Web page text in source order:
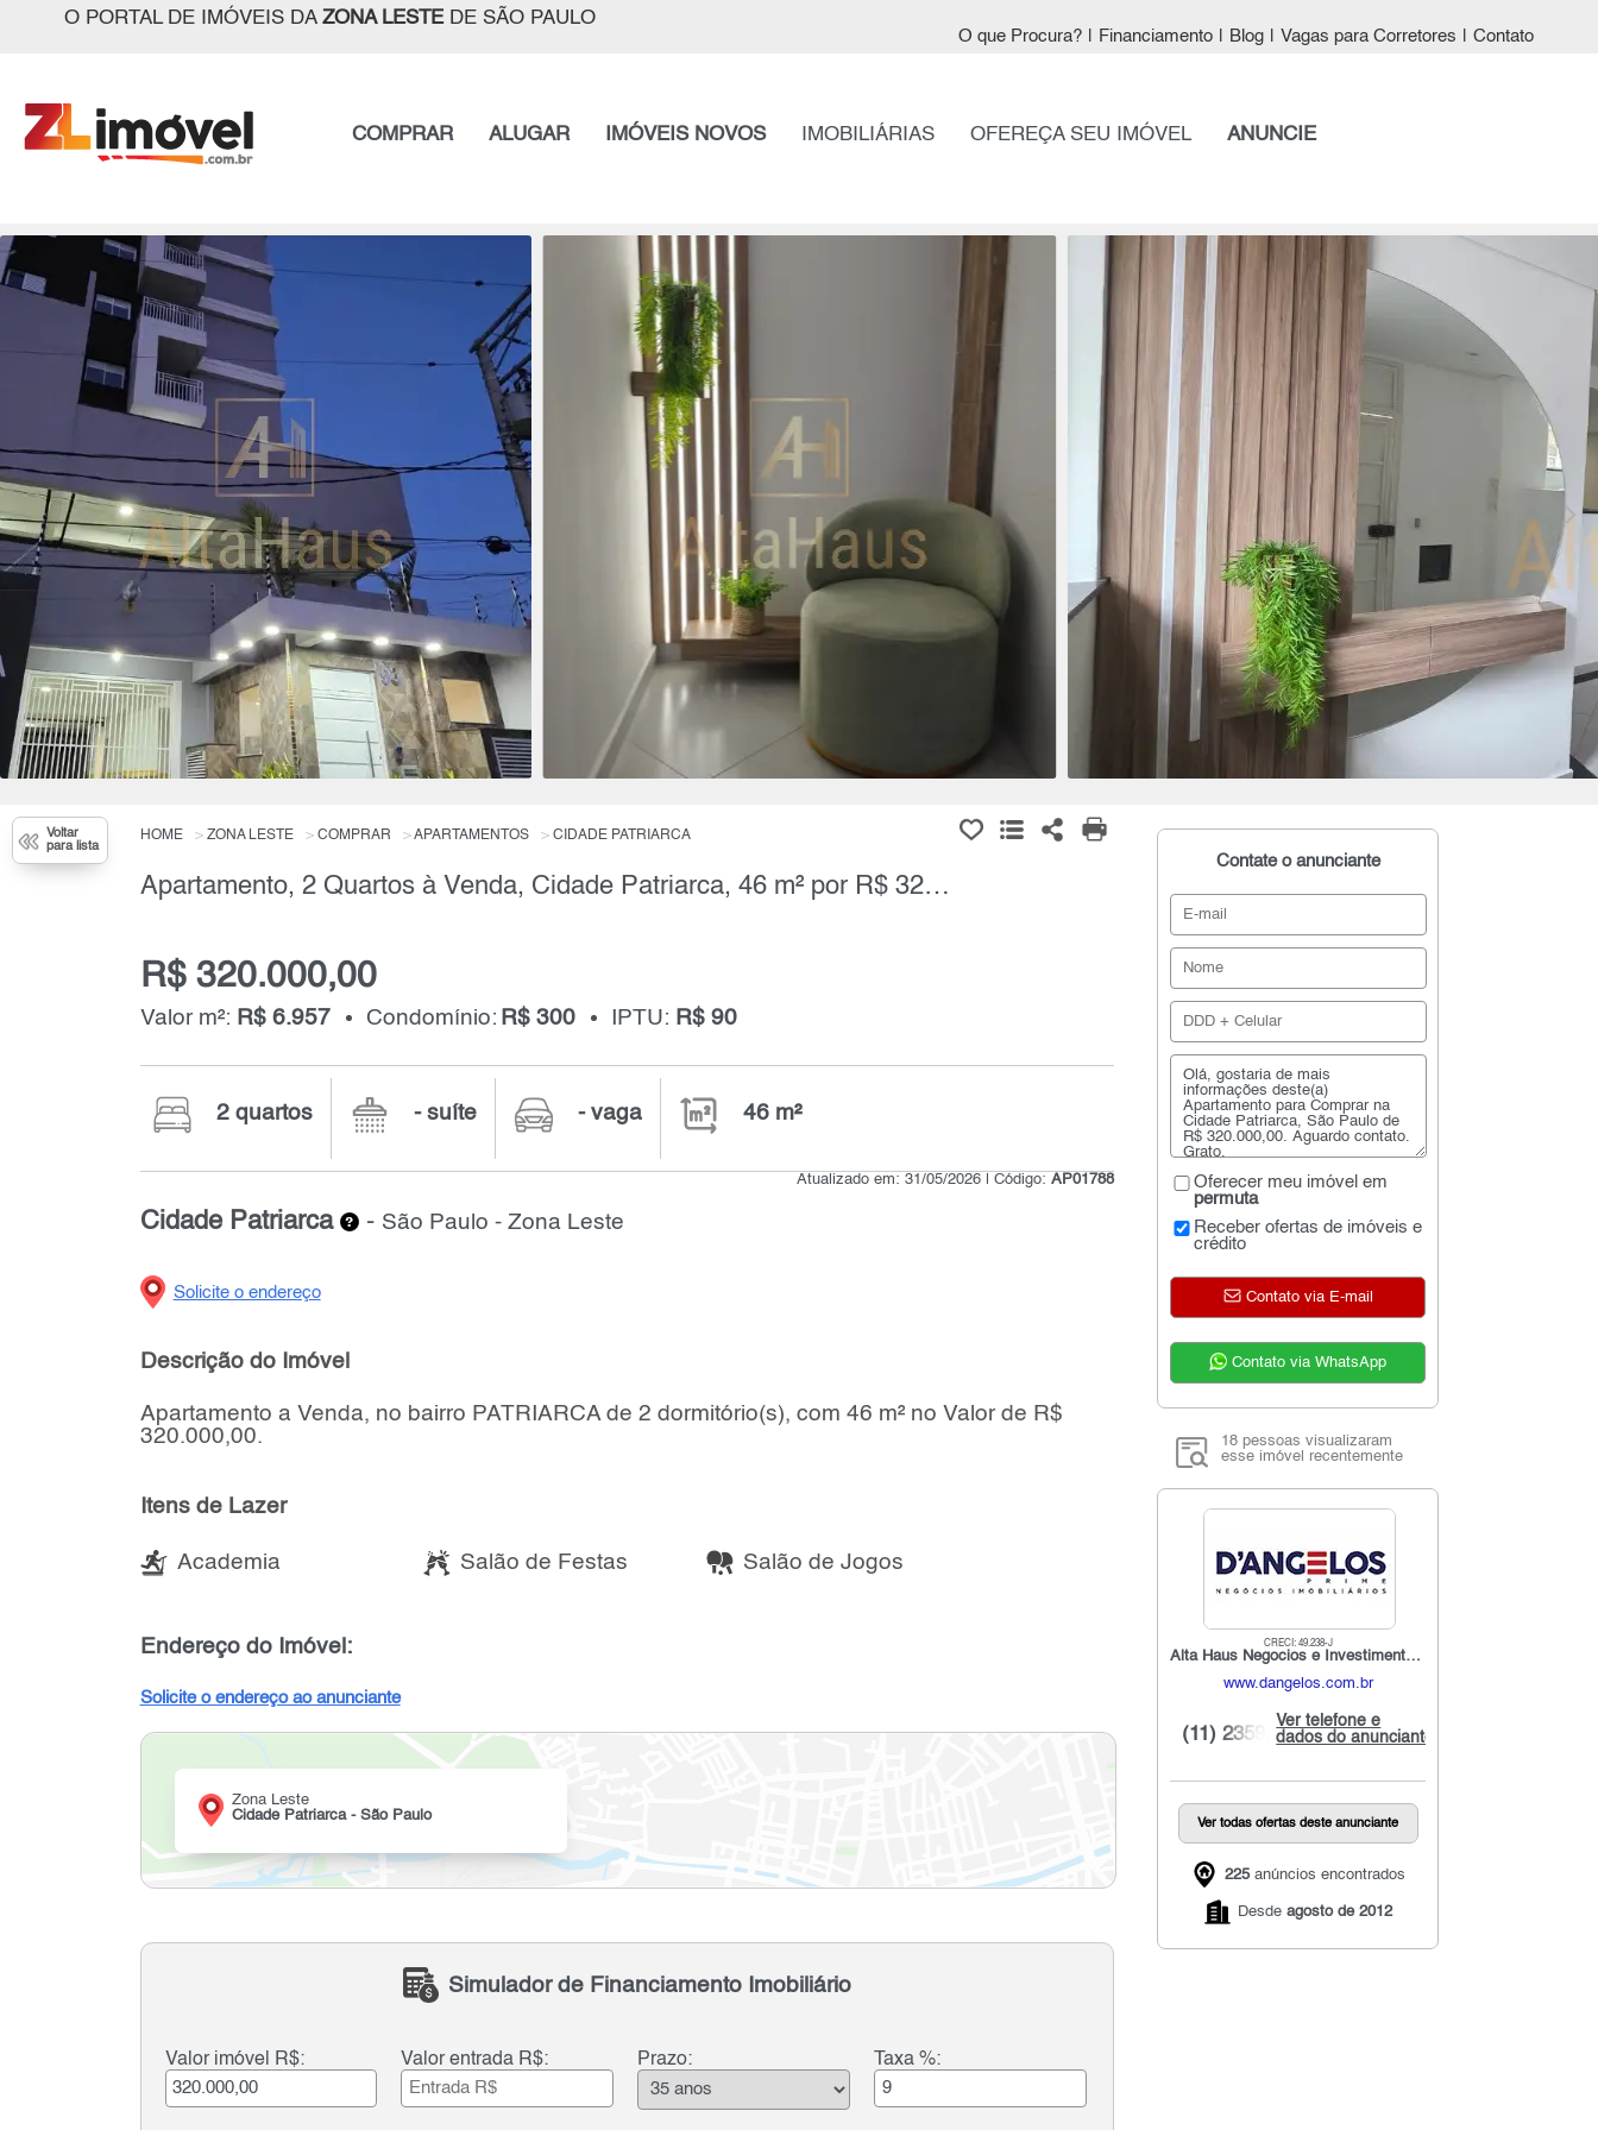
O PORTAL DE IMÓVEIS DA ZONA LESTEDE SÃO PAULO
O que Procura? Financiamento Blog Vagas para Corretores Contato
COMPRAR ALUGAR IMÓVEIS NOVOS IMOBILIÁRIAS OFEREÇA SEU IMÓVEL ANUNCIE
Voltar
para lista
HOME ZONA LESTE COMPRAR APARTAMENTOS CIDADE PATRIARCA
Apartamento, 2 Quartos à Venda, Cidade Patriarca, 46 m² por R$ 320.000,00
R$ 320.000,00
Valor m²: R$ 6.957 Condomínio: R$ 300 IPTU: R$ 90
2 quartos - suíte - vaga 46 m²
Atualizado em: 31/05/2026 | Código:AP01788
Cidade Patriarca - São Paulo - Zona Leste
Solicite o endereço
Descrição do Imóvel
Apartamento a Venda, no bairro PATRIARCA de 2 dormitório(s), com 46 m² no Valor de R$
320.000,00.
Itens de Lazer
Academia Salão de Festas Salão de Jogos
Endereço do Imóvel:
Solicite o endereço ao anunciante
Zona Leste
Cidade Patriarca - São Paulo
Simulador de Financiamento Imobiliário
Valor imóvel R$: Valor entrada R$: Prazo: Taxa %:
Contate o anunciante
Oferecer meu imóvel em
permuta
Receber ofertas de imóveis e
crédito
Contato via E-mail
Contato via WhatsApp
18 pessoas visualizaram
esse imóvel recentemente
CRECI: 49.238-J
Alta Haus Negocios e Investimentos Imobiários
www.dangelos.com.br
Ver telefone e
dados do anunciante
(11) 2359...
Ver todas ofertas deste anunciante
225anúncios encontrados
Desde agosto de 2012